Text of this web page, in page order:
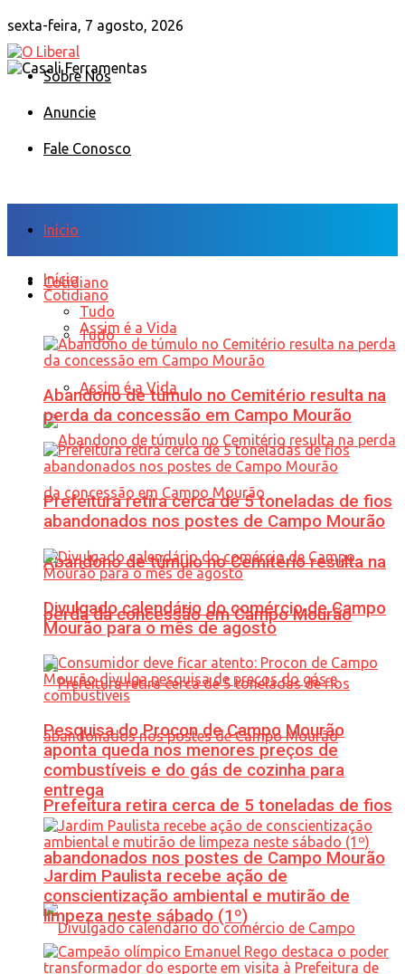
sexta-feira, 7 agosto, 2026
Sobre Nós
Anuncie
Fale Conosco
Início
Cotidiano
Tudo
Assim é a Vida
Abandono de túmulo no Cemitério resulta na
perda da concessão em Campo Mourão
Prefeitura retira cerca de 5 toneladas de fios
abandonados nos postes de Campo Mourão
Início
Cotidiano
Tudo
Assim é a Vida
Abandono de túmulo no Cemitério resulta na
perda da concessão em Campo Mourão
Prefeitura retira cerca de 5 toneladas de fios
abandonados nos postes de Campo Mourão
Divulgado calendário do comércio de Campo
Mourão para o mês de agosto
Pesquisa do Procon de Campo Mourão
aponta queda nos menores preços de
combustíveis e do gás de cozinha para
entrega
Jardim Paulista recebe ação de
conscientização ambiental e mutirão de
limpeza neste sábado (1º)